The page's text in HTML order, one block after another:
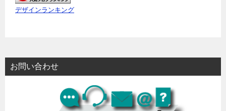
デザインランキング
お問い合わせ